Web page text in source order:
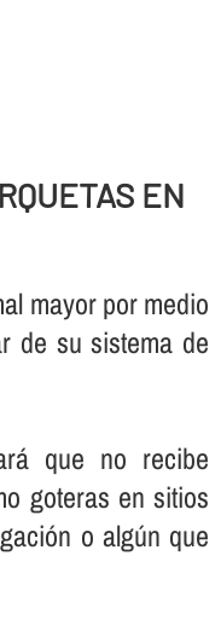
EN
mayor por medio
de su sistema de
que no recibe
goteras en sitios
o algún que